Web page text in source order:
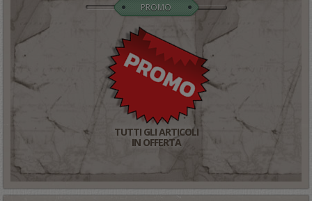
PROMO
TUTTI GLI ARTICOLI
IN OFFERTA